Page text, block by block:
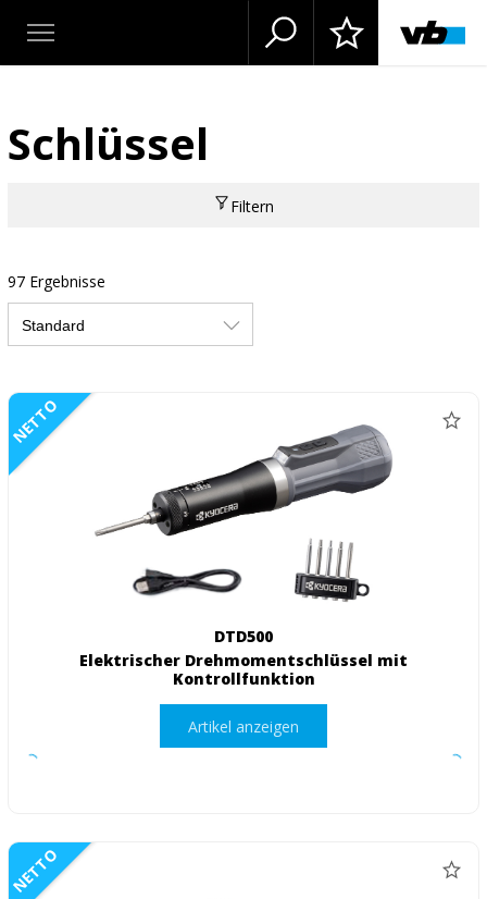
Schlüssel
Filtern
97 Ergebnisse
NETTO
DTD500
Elektrischer Drehmomentschlüssel mit
Kontrollfunktion
Artikel anzeigen
NETTO